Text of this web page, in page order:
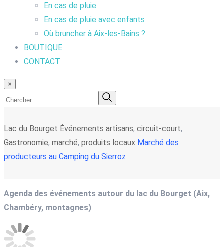
En cas de pluie
En cas de pluie avec enfants
Où bruncher à Aix-les-Bains ?
BOUTIQUE
CONTACT
×
Lac du Bourget Événements artisans, circuit-court,
Gastronomie, marché, produits locaux Marché des
producteurs au Camping du Sierroz
Agenda des événements autour du lac du Bourget (Aix,
Chambéry, montagnes)